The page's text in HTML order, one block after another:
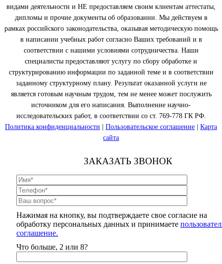
видами деятельности и НЕ предоставляем своим клиентам аттестаты,
дипломы и прочие документы об образовании. Мы действуем в
рамках российского законодательства, оказывая методическую помощь
в написании учебных работ согласно Ваших требований и в
соответствии с нашими условиями сотрудничества. Наши
специалисты предоставляют услугу по сбору обработке и
структурированию информации по заданной теме и в соответствии
заданному структурному плану. Результат оказанной услуги не
является готовым научным трудом, тем не менее может послужить
источником для его написания. Выполнение научно-
исследовательских работ, в соответствии со ст. 769-778 ГК РФ.
Политика конфиденциальности
Пользовательское соглашение
Карта
сайта
ЗАКАЗАТЬ ЗВОНОК
Нажимая на кнопку, вы подтверждаете свое согласие на
обработку персональных данных и принимаете
соглашение.
Что больше, 2 или 8?